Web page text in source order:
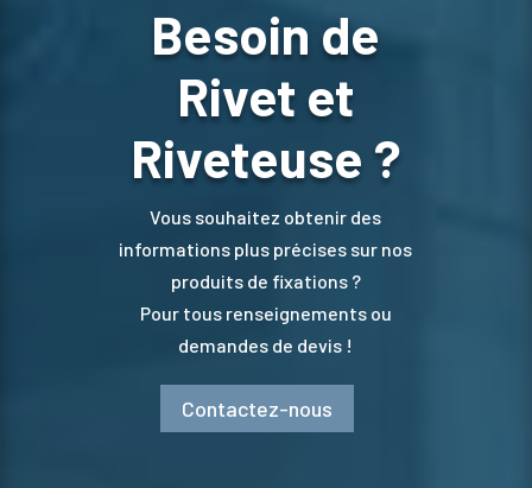
Besoin de
Rivet et
Riveteuse ?
Vous souhaitez obtenir des
informations plus précises sur nos
produits de fixations ?
Pour tous renseignements ou
demandes de devis !
Contactez-nous